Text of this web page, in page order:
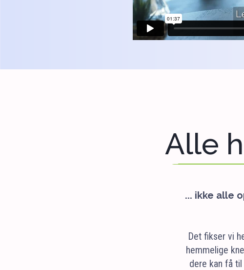
Alle
... ikke alle
Det fikser vi
hemmelige
dere kan få